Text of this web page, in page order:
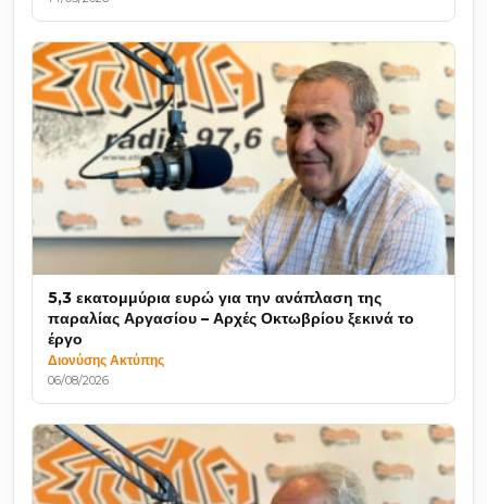
5,3 εκατομμύρια ευρώ για την ανάπλαση της
παραλίας Αργασίου – Αρχές Οκτωβρίου ξεκινά το
έργο
Διονύσης Ακτύπης
06/08/2026